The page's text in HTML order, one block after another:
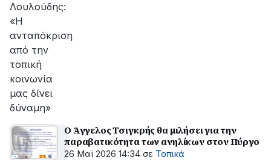
Λουλούδης:
«Η
ανταπόκριση
από την
τοπική
κοινωνία
μας δίνει
δύναμη»
Ο Άγγελος Τσιγκρής θα μιλήσει για την
παραβατικότητα των ανηλίκων στον Πύργο
26 Μαϊ 2026 14:34 σε Τοπικά